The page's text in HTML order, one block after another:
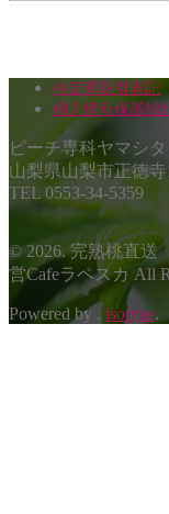
特定商取引表記
個人情報保護指
ピーチ専科ヤマシ
山梨県山梨市正徳寺
TEL 0553-34-5359
© 2026. 完熟桃直
営Cafeラペスカ All
Powered by .isotype.